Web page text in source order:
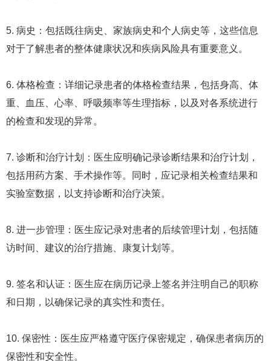
5. 病史：包括既往病史、家族病史和个人病史等，这些信息
对于了解患者的整体健康状况和疾病风险具有重要意义。
6. 体格检查：详细记录患者的体格检查结果，包括身高、体
重、血压、心率、呼吸频率等生理指标，以及对各系统进行
的检查和发现的异常。
7. 诊断和治疗计划：医生应明确记录诊断结果和治疗计划，
包括用药方案、手术操作等。同时，应记录相关检查结果和
实验室数据，以支持诊断和治疗决策。
8. 进一步管理：医生应记录对患者的后续管理计划，包括随
访时间、建议的治疗措施、康复计划等。
9. 签名和认证：医生应在病历记录上签名并注明自己的职称
和日期，以确保记录的真实性和责任。
10. 保密性：医生应严格遵守医疗保密规定，确保患者病历的
保密性和安全性。